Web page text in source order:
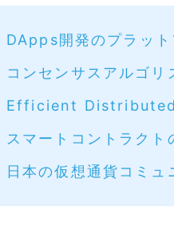
IOST（アイオーエステ
OKCoin Japan（オー
DApps開発のプラッ
コンセンサスアルゴ
Efficient Distributed
スマートコントラク
日本の仮想通貨コミュ